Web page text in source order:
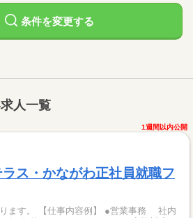
条件を変更する
人一覧
1週間以内公開
ス・かながわ正社員就職フ
営業事務 社内